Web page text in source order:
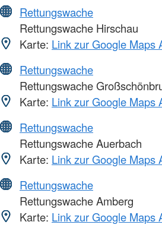
Rettungswache
Rettungswache Hirschau
Karte: Link zur Google Maps
Rettungswache
Rettungswache
Karte: Link zur Google Maps
Rettungswache
Rettungswache Auerbach
Karte: Link zur Google Maps
Rettungswache
Rettungswache Amberg
Karte: Link zur Google Maps